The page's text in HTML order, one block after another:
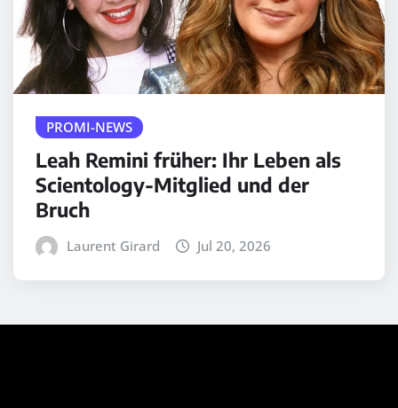
PROMI-NEWS
Leah Remini früher: Ihr Leben als
Scientology-Mitglied und der
Bruch
Laurent Girard Jul 20, 2026